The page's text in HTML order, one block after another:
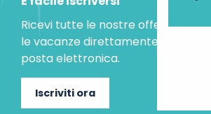
Ricevi tutte le nostre offerte
le vacanze direttamente nella tua
posta elettronica.
Iscriviti ora